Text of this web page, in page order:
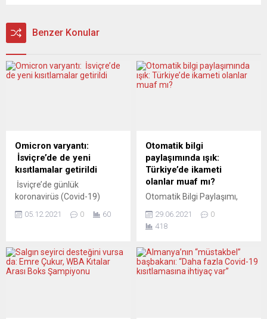
Benzer Konular
Omicron varyantı:
İsviçre’de de yeni
kısıtlamalar getirildi
İsviçre’de günlük
koronavirüs (Covid-19)
dayanması ve ülkede
hükümet yeni kısıtlamalar
getirdi. Federal Sağlık
05.12.2021 0 60
Otomatik bilgi
paylaşımında ışık:
Türkiye’de ikameti
olanlar muaf mı?
Otomatik Bilgi Paylaşımı,
onaylamasıyla yürürlükte.
Hollanda’da ne olacak?
Türkiye’de mal varlığı
olanların durumu nasıl
29.06.2021
0
418